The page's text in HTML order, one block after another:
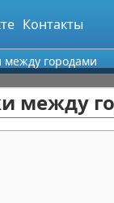
Контакты
между городами
между